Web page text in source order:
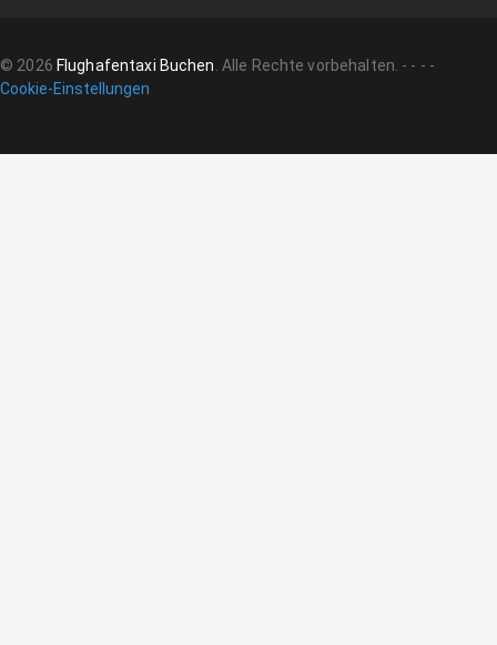
© 2026 Flughafentaxi Buchen. Alle Rechte vorbehalten. - - - -
Cookie-Einstellungen